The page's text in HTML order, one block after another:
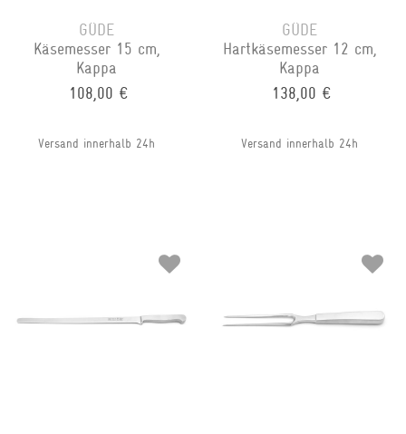
GÜDE
Käsemesser 15 cm,
Kappa
108,00 €
Versand innerhalb 24h
GÜDE
Hartkäsemesser 12 cm,
Kappa
138,00 €
Versand innerhalb 24h